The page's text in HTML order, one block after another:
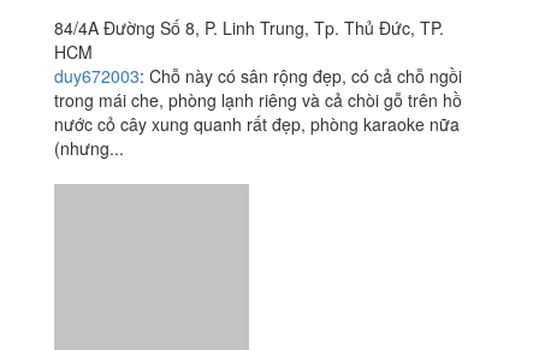
84/4A Đường Số 8, P. Linh Trung, Tp. Thủ Đức, TP.
HCM
duy672003: Chỗ này có sân rộng đẹp, có cả chỗ ngồi
trong mái che, phòng lạnh riêng và cả chòi gỗ trên hồ
nước cỏ cây xung quanh rất đẹp, phòng karaoke nữa
(nhưng...